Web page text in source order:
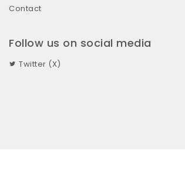
Contact
Follow us on social media
Twitter (X)